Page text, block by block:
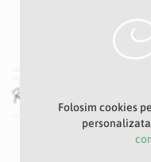
6 cm
RecenziiFolosim cookies